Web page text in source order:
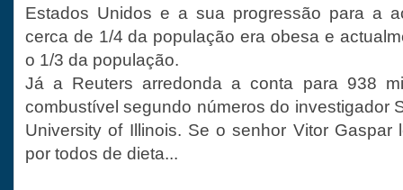
Estados Unidos e a sua progressão para a
cerca de 1/4 da população era obesa e
o 1/3 da população.
Já a Reuters arredonda a conta para 938
combustível segundo números do investigador
University of Illinois. Se o senhor Vitor Gaspar
por todos de dieta...